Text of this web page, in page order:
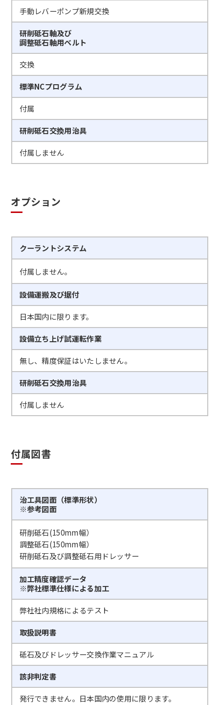
手動レバーポンプ新規交換
研削砥石軸及び
調整砥石軸用ベルト
交換
標準NCプログラム
付属
研削砥石交換用治具
付属しません
オプション
クーラントシステム
付属しません。
設備運搬及び据付
日本国内に限ります。
設備立ち上げ試運転作業
無し、精度保証はいたしません。
研削砥石交換用治具
付属しません
付属図書
治工具図面（標準形状）
※参考図面
研削砥石(150mm幅）
調整砥石(150mm幅）
研削砥石及び調整砥石用ドレッサー
加工精度確認データ
※弊社標準仕様による加工
弊社社内規格によるテスト
取扱説明書
砥石及びドレッサー交換作業マニュアル
該非判定書
発行できません。日本国内の使用に限ります。